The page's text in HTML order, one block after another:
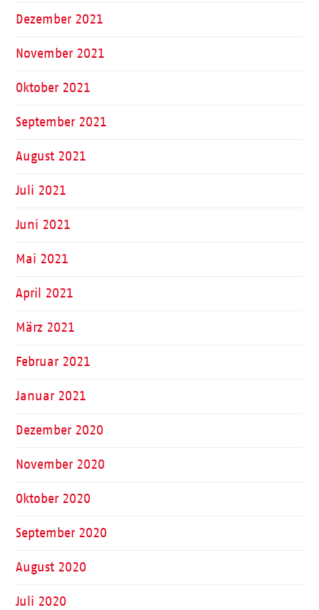
Dezember 2021
November 2021
Oktober 2021
September 2021
August 2021
Juli 2021
Juni 2021
Mai 2021
April 2021
März 2021
Februar 2021
Januar 2021
Dezember 2020
November 2020
Oktober 2020
September 2020
August 2020
Juli 2020